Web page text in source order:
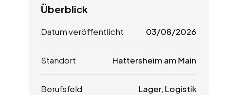
Überblick
Datum veröffentlicht 03/08/2026
Standort Hattersheim am Main
Berufsfeld Lager, Logistik